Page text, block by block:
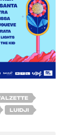
ALZETTE
LUIDJI